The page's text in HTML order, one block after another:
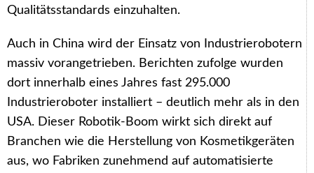
Qualitätsstandards einzuhalten.
Auch in China wird der Einsatz von Industrierobotern
massiv vorangetrieben. Berichten zufolge wurden
dort innerhalb eines Jahres fast 295.000
Industrieroboter installiert – deutlich mehr als in den
USA. Dieser Robotik-Boom wirkt sich direkt auf
Branchen wie die Herstellung von Kosmetikgeräten
aus, wo Fabriken zunehmend auf automatisierte